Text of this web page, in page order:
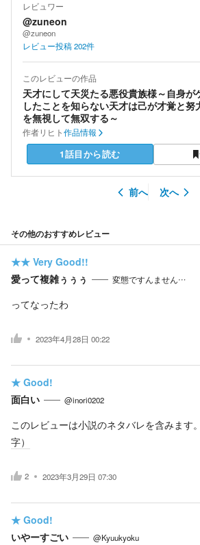
レビュワー
@zuneon
@zuneon
レビュー投稿202件
このレビューの作品
天才にして天災たる悪役貴族様～自身が
したことを知らない天才は己が才覚と努
を無視して無双する～
作者リヒト作品情報
1話目から読む
前へ 次へ
その他のおすすめレビュー
★★ Very Good!!
愛って複雑ぅぅぅ
変態ですんません…
ってなったわ
2023年4月28日 00:22
★ Good!
面白い
@inori0202
このレビューは小説のネタバレを含みます。
字）
2 2023年3月29日 07:30
★ Good!
いやーすごい
@Kyuukyoku